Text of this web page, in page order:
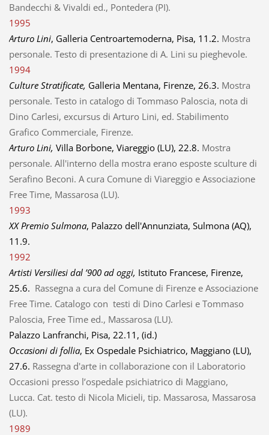
Bandecchi & Vivaldi ed., Pontedera (PI).
1995
Arturo Lini, Galleria Centroartemoderna, Pisa, 11.2. Mostra
personale. Testo di presentazione di A. Lini su pieghevole.
1994
Culture Stratificate, Galleria Mentana, Firenze, 26.3. Mostra
personale. Testo in catalogo di Tommaso Paloscia, nota di
Dino Carlesi, excursus di Arturo Lini, ed. Stabilimento
Grafico Commerciale, Firenze.
Arturo Lini, Villa Borbone, Viareggio (LU), 22.8. Mostra
personale. All'interno della mostra erano esposte sculture di
Serafino Beconi. A cura Comune di Viareggio e Associazione
Free Time, Massarosa (LU).
1993
XX Premio Sulmona, Palazzo dell'Annunziata, Sulmona (AQ),
11.9.
1992
Artisti Versiliesi dal ’900 ad oggi, Istituto Francese, Firenze,
25.6. Rassegna a cura del Comune di Firenze e Associazione
Free Time. Catalogo con testi di Dino Carlesi e Tommaso
Paloscia, Free Time ed., Massarosa (LU).
Palazzo Lanfranchi, Pisa, 22.11, (id.)
Occasioni di follia, Ex Ospedale Psichiatrico, Maggiano (LU),
27.6. Rassegna d'arte in collaborazione con il Laboratorio
Occasioni presso l’ospedale psichiatrico di Maggiano,
Lucca. Cat. testo di Nicola Micieli, tip. Massarosa, Massarosa
(LU).
1989